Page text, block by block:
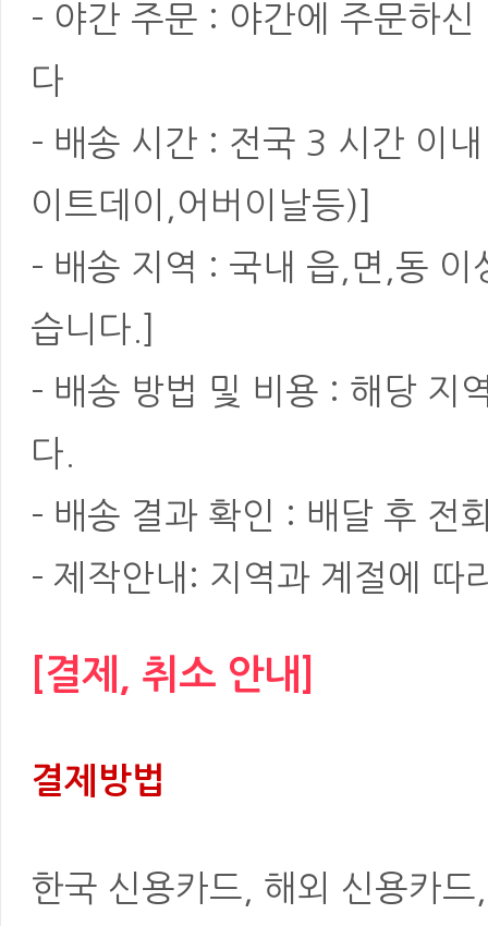
- 야간 주문 : 야간에 주문하
다
- 배송 시간 : 전국 3 시간 이
이트데이,어버이날등)]
- 배송 지역 : 국내 읍,면,동
습니다.]
- 배송 방법 및 비용 : 해당 지
다.
- 배송 결과 확인 : 배달 후 전
- 제작안내: 지역과 계절에 따
[결제, 취소 안내]
결제방법
한국 신용카드, 해외 신용카